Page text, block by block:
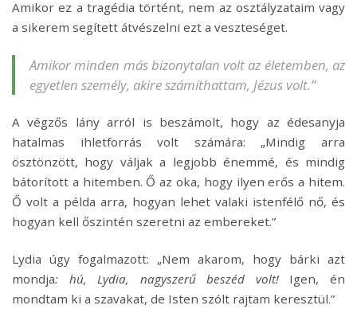
Amikor ez a tragédia történt, nem az osztályzataim vagy
a sikerem segített átvészelni ezt a veszteséget.
Amikor minden más bizonytalan volt az életemben, az
egyetlen személy, akire számíthattam, Jézus volt.”
A végzős lány arról is beszámolt, hogy az édesanyja
hatalmas ihletforrás volt számára: „Mindig arra
ösztönzött, hogy váljak a legjobb énemmé, ​​és mindig
bátorított a hitemben. Ő az oka, hogy ilyen erős a hitem.
Ő volt a példa arra, hogyan lehet valaki istenfélő nő, és
hogyan kell őszintén szeretni az embereket.”
Lydia úgy fogalmazott: „Nem akarom, hogy bárki azt
mondja: hú, Lydia, nagyszerű beszéd volt! Igen, én
mondtam ki a szavakat, de Isten szólt rajtam keresztül.”